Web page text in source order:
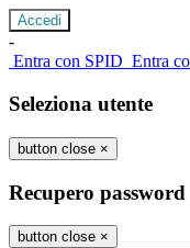
-
Entra con SPID Entra
Seleziona utente
button close ×
Recupero password
button close ×